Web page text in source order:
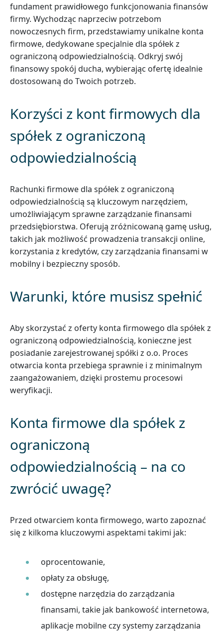
fundament prawidłowego funkcjonowania finansów
firmy. Wychodząc naprzeciw potrzebom
nowoczesnych firm, przedstawiamy unikalne konta
firmowe, dedykowane specjalnie dla spółek z
ograniczoną odpowiedzialnością. Odkryj swój
finansowy spokój ducha, wybierając ofertę idealnie
dostosowaną do Twoich potrzeb.
Korzyści z kont firmowych dla
spółek z ograniczoną
odpowiedzialnością
Rachunki firmowe dla spółek z ograniczoną
odpowiedzialnością są kluczowym narzędziem,
umożliwiającym sprawne zarządzanie finansami
przedsiębiorstwa. Oferują zróżnicowaną gamę usług,
takich jak możliwość prowadzenia transakcji online,
korzystania z kredytów, czy zarządzania finansami w
mobilny i bezpieczny sposób.
Warunki, które musisz spełnić
Aby skorzystać z oferty konta firmowego dla spółek z
ograniczoną odpowiedzialnością, konieczne jest
posiadanie zarejestrowanej spółki z o.o. Proces
otwarcia konta przebiega sprawnie i z minimalnym
zaangażowaniem, dzięki prostemu procesowi
weryfikacji.
Konta firmowe dla spółek z
ograniczoną
odpowiedzialnością – na co
zwrócić uwagę?
Przed otwarciem konta firmowego, warto zapoznać
się z kilkoma kluczowymi aspektami takimi jak:
oprocentowanie,
opłaty za obsługę,
dostępne narzędzia do zarządzania
finansami, takie jak bankowość internetowa,
aplikacje mobilne czy systemy zarządzania